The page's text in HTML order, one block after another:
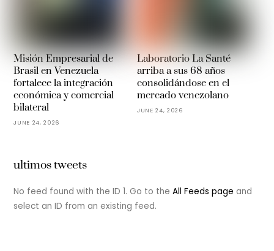
Misión Empresarial de
Brasil en Venezuela
fortalece la integración
económica y comercial
bilateral
JUNE 24, 2026
Laboratorio La Santé
arriba a sus 68 años
consolidándose en el
mercado venezolano
JUNE 24, 2026
ultimos tweets
No feed found with the ID 1. Go to theAll Feeds page and
select an ID from an existing feed.